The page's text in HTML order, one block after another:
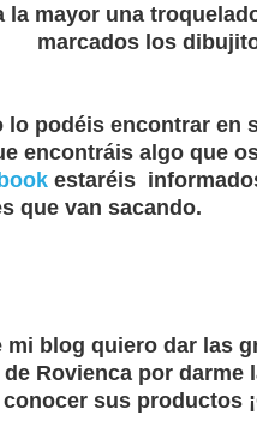
la mayor una
marcados los
lo podéis encontrar en
encontráis algo que
estaréis
que van sacando.
mi blog quiero dar las
de Rovienca por darme
sus productos